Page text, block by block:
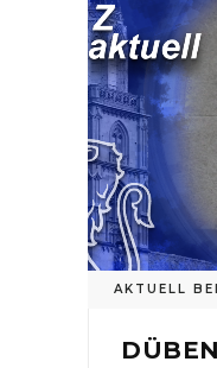
AKTUELL